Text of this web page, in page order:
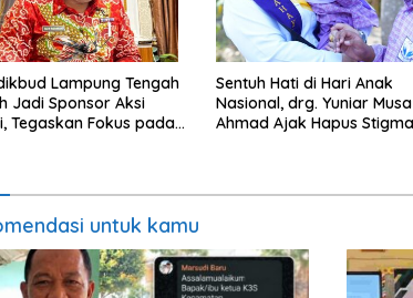
Lampung Tengah
Jadi Sponsor Aksi
Tegaskan Fokus pada
Sentuh Hati di Hari Anak
Nasional, drg. Yuniar Musa
Ahmad Ajak Hapus Stigma
untuk kamu